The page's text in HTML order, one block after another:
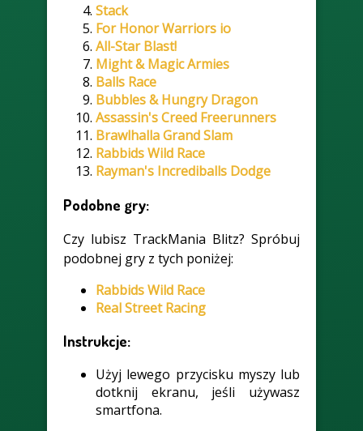
Stack
For Honor Warriors io
All-Star Blast!
Might & Magic Armies
Balls Race
Bubbles & Hungry Dragon
Assassin's Creed Freerunners
Brawlhalla Grand Slam
Rabbids Wild Race
Rayman's Incrediballs Dodge
Podobne gry:
Czy lubisz TrackMania Blitz? Spróbuj
podobnej gry z tych poniżej:
Rabbids Wild Race
Real Street Racing
Instrukcje:
Użyj lewego przycisku myszy lub
dotknij ekranu, jeśli używasz
smartfona.